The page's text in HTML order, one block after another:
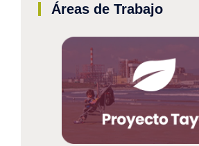
Áreas de Trabajo